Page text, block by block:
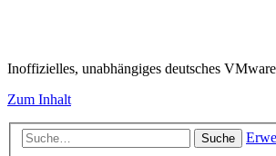
Inoffizielles, unabhängiges deutsches
Zum Inhalt
Suche